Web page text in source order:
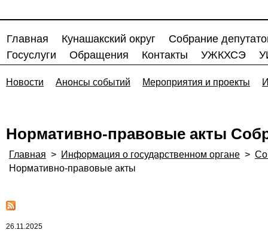
Главная Кунашакский округ
Собрание
Госуслуги
Обращения Контакты УЖКХСЭ
Новости Анонсы событий Мероприятия и проекты
Нормативно-правовые акты
Главная > Информация о государственном органе >
Нормативно-правовые акты
26.11.2025